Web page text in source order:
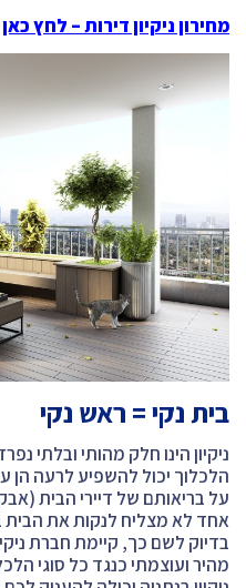
מחירון ניקיון דירות – לחץ כאן
בית נקי = ראש נקי
ניקיון הינו חלק מהותי ובלתי
הלכלוך יכול להשפיע לרעה הן
על בריאותם של דיירי הבית
אחד לא מצליח לנקות את הבית
בדיוק לשם כך, קיימת חברת
מהיר ועוצמתי כנגד כל סוגי